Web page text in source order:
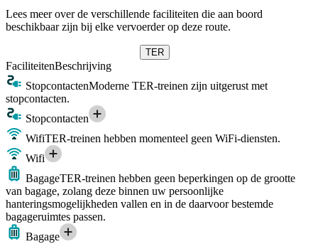
Lees meer over de verschillende faciliteiten die aan boord
beschikbaar zijn bij elke vervoerder op deze route.
TER
FaciliteitenBeschrijving
StopcontactenModerne TER-treinen zijn uitgerust met
stopcontacten.
Stopcontacten
WifiTER-treinen hebben momenteel geen WiFi-diensten.
Wifi
BagageTER-treinen hebben geen beperkingen op de grootte
van bagage, zolang deze binnen uw persoonlijke
hanteringsmogelijkheden vallen en in de daarvoor bestemde
bagageruimtes passen.
Bagage